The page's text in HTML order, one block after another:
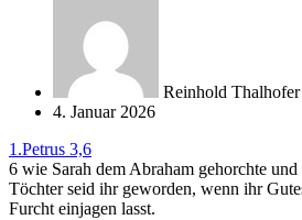
Reinhold Thalhofer
4. Januar 2026
1.Petrus 3,6
6 wie Sarah dem Abraham gehorchte
Töchter seid ihr geworden, wenn ihr
Furcht einjagen lasst.